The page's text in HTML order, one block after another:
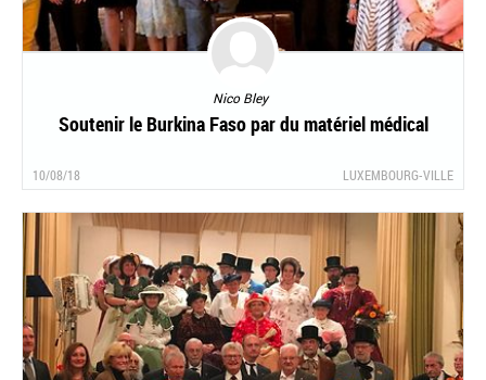
Nico Bley
Soutenir le Burkina Faso par du matériel médical
10/08/18 LUXEMBOURG-VILLE